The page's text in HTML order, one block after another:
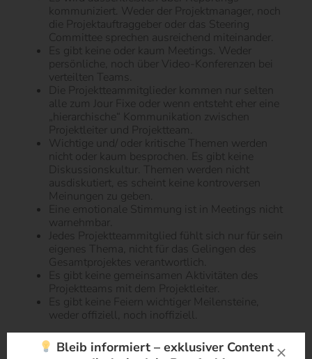
kommuniziert. Weder der Projektmanager, noch
die Projektauftraggeber oder das Steering
Committee sprechen ausreichend miteinander.
Es gibt keine oder kaum Meetings. Weder
persönliche, noch über Video-Konferenzen bei
verteilten Teams.
Die Projektteammitglieder kommen nur selten
alle zum Jour Fixe oder wenn entsteht eher eine
„hierarchische“ Kommunikation zwischen
Projektleiter und Projektteam.
Wichtige und/ oder kritische Themen werden
nicht oder kaum besprochen. Es gibt keine
Diskussionskultur. Themen werden nicht
ausdiskutiert, es scheint keine kontroversen
Meinungen zu geben.
Eine emotionale Stimmung ist in Meetings nicht
warnehmbar.
Jedes Projektteammitglied fühlt sich nur für sein
eigenes Thema, nicht für das Gelingen des
Gesamtprojektes verantwortlich.
Es gibt keine gemeinsamen Aktivitäten des
Projektteams mit dem Projektleiter.
Es gibt keine Feiern wichtiger Meilensteine,
weder offiziell, noch inoffiziell.
(3) Erkenntnis/ Wissen
Bleib informiert – exklusiver Content